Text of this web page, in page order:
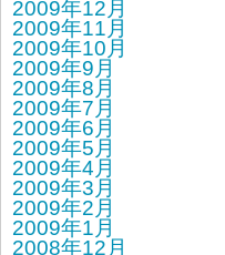
2009年12月
2009年11月
2009年10月
2009年9月
2009年8月
2009年7月
2009年6月
2009年5月
2009年4月
2009年3月
2009年2月
2009年1月
2008年12月